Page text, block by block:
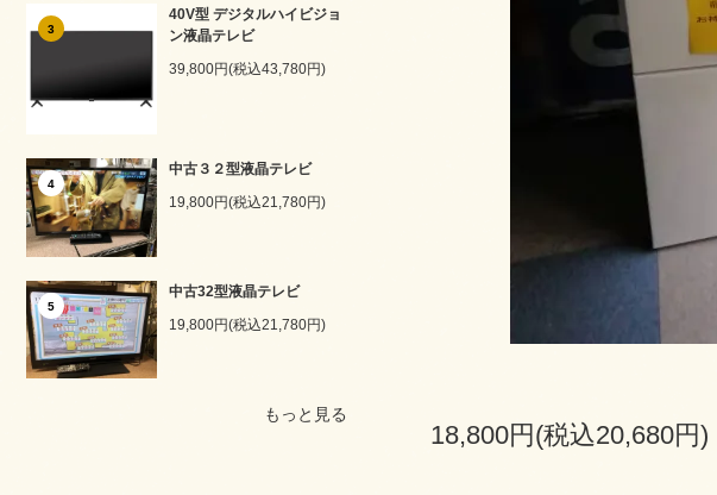
3
40V型 デジタルハイビジョ
ン液晶テレビ
39,800円(税込43,780円)
4
中古３２型液晶テレビ
19,800円(税込21,780円)
5
中古32型液晶テレビ
19,800円(税込21,780円)
もっと見る
18,800円(税込20,680円)